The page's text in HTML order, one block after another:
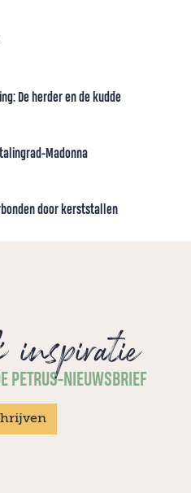
De herder en de kudde
Madonna
door kerststallen
inspiratie
PETRUS-NIEUWSBRIEF